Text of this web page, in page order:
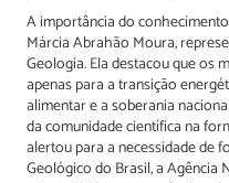
A importância do
Márcia Abrahão Moura,
Geologia. Ela destacou que os
apenas para a transição
alimentar e a soberania
da comunidade científica na
alertou para a necessidade de
Geológico do Brasil, a Agência